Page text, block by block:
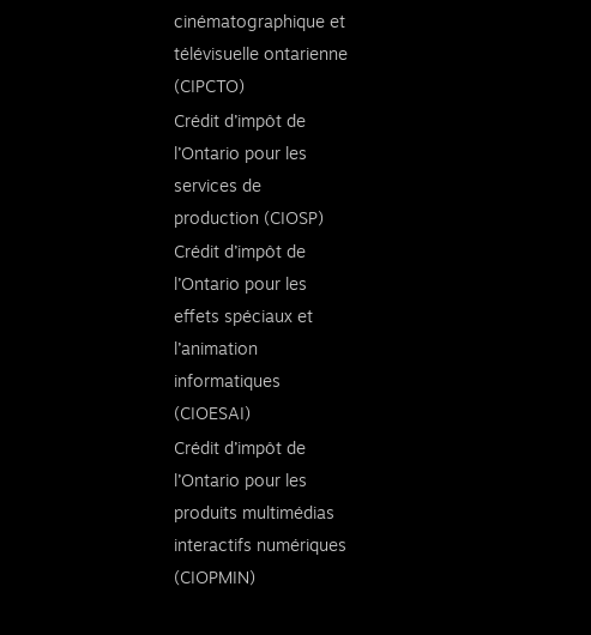
cinématographique et
télévisuelle ontarienne
(CIPCTO)
Crédit d’impôt de
l’Ontario pour les
services de
production (CIOSP)
Crédit d’impôt de
l’Ontario pour les
effets spéciaux et
l’animation
informatiques
(CIOESAI)
Crédit d’impôt de
l’Ontario pour les
produits multimédias
interactifs numériques
(CIOPMIN)